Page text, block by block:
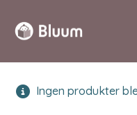
Ingen produkter